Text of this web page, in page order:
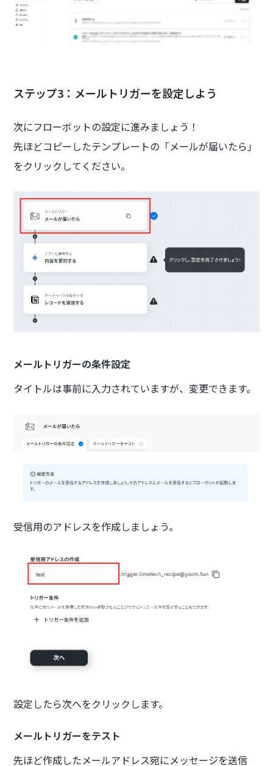
ステップ3：メールトリガーを設定しよう
次にフローボットの設定に進みましょう！
先ほどコピーしたテンプレートの「メールが届いたら」
をクリックしてください。
メールトリガーの条件設定
タイトルは事前に入力されていますが、変更できます。
受信用のアドレスを作成しましょう。
設定したら次へをクリックします。
メールトリガーをテスト
先ほど作成したメールアドレス宛にメッセージを送信